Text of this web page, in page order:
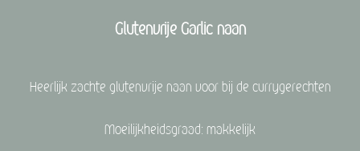
Glutenvrije Garlic naan
Heerlijk zachte glutenvrije naan voor bij de currygerechten
Moeilijkheidsgraad: makkelijk